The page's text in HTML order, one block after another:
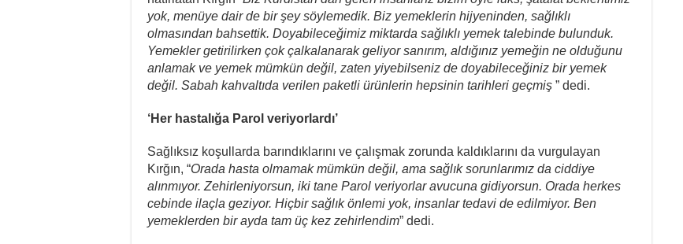
yok, menüye dair de bir şey söylemedik. Biz yemeklerin hijyeninden, sağlıklı
olmasından bahsettik. Doyabileceğimiz miktarda sağlıklı yemek talebinde bulunduk.
Yemekler getirilirken çok çalkalanarak geliyor sanırım, aldığınız yemeğin ne olduğunu
anlamak ve yemek mümkün değil, zaten yiyebilseniz de doyabileceğiniz bir yemek
değil. Sabah kahvaltıda verilen paketli ürünlerin hepsinin tarihleri geçmiş ” dedi.
‘Her hastalığa Parol veriyorlardı’
Sağlıksız koşullarda barındıklarını ve çalışmak zorunda kaldıklarını da vurgulayan
Kırğın, “Orada hasta olmamak mümkün değil, ama sağlık sorunlarımız da ciddiye
alınmıyor. Zehirleniyorsun, iki tane Parol veriyorlar avucuna gidiyorsun. Orada herkes
cebinde ilaçla geziyor. Hiçbir sağlık önlemi yok, insanlar tedavi de edilmiyor. Ben
yemeklerden bir ayda tam üç kez zehirlendim” dedi.